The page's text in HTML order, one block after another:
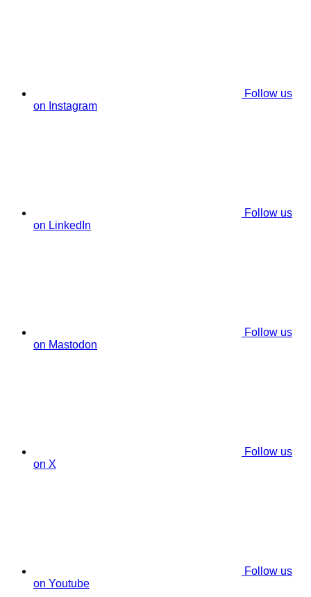
Follow us
on Instagram
Follow us
on LinkedIn
Follow us
on Mastodon
Follow us
on X
Follow us
on Youtube